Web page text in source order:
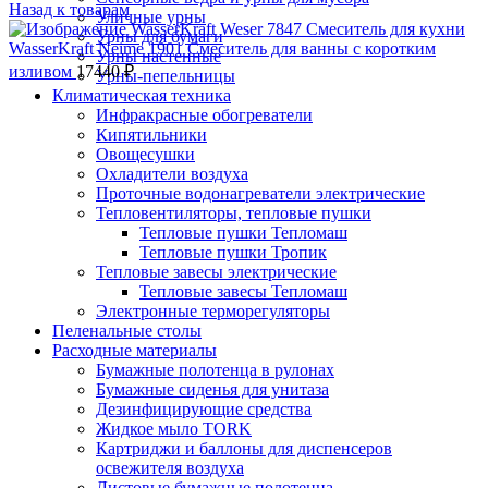
Уличные урны
Урны для бумаги
Урны настенные
Урны-пепельницы
Климатическая техника
Инфракрасные обогреватели
Кипятильники
Овощесушки
Охладители воздуха
Проточные водонагреватели электрические
Тепловентиляторы, тепловые пушки
Тепловые пушки Тепломаш
Тепловые пушки Тропик
Тепловые завесы электрические
Тепловые завесы Тепломаш
Электронные терморегуляторы
Пеленальные столы
Расходные материалы
Бумажные полотенца в рулонах
Бумажные сиденья для унитаза
Дезинфицирующие средства
Жидкое мыло TORK
Картриджи и баллоны для диспенсеров
освежителя воздуха
Назад к товарам
WasserKraft Neime 1901 Смеситель для ванны с коротким
изливом 17440₽